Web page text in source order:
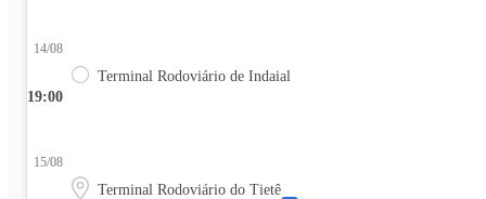
19:00
14/08
Terminal Rodoviário de Indaial
15/08
Terminal Rodoviário do Tietê